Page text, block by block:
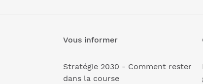
Vous informer
Stratégie 2030 - Comment rester
dans la course